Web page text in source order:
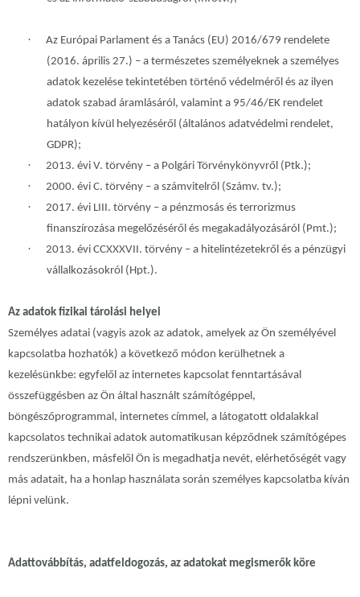
·
Az Európai Parlament és a Tanács (EU) 2016/679 rendelete
(2016. április 27.) – a természetes személyeknek a személyes
adatok kezelése tekintetében történő védelméről és az ilyen
adatok szabad áramlásáról, valamint a 95/46/EK rendelet
hatályon kívül helyezéséről (általános adatvédelmi rendelet,
GDPR);
· 2013. évi V. törvény – a Polgári Törvénykönyvről (Ptk.);
· 2000. évi C. törvény – a számvitelről (Számv. tv.);
·
2017. évi LIII. törvény – a pénzmosás és terrorizmus
finanszírozása megelőzéséről és megakadályozásáról (Pmt.);
·
2013. évi CCXXXVII. törvény – a hitelintézetekről és a pénzügyi
vállalkozásokról (Hpt.).
Az adatok fizikai tárolási helyei
Személyes adatai (vagyis azok az adatok, amelyek az Ön személyével
kapcsolatba hozhatók) a következő módon kerülhetnek a
kezelésünkbe: egyfelől az internetes kapcsolat fenntartásával
összefüggésben az Ön által használt számítógéppel,
böngészőprogrammal, internetes címmel, a látogatott oldalakkal
kapcsolatos technikai adatok automatikusan képződnek számítógépes
rendszerünkben, másfelől Ön is megadhatja nevét, elérhetőségét vagy
más adatait, ha a honlap használata során személyes kapcsolatba kíván
lépni velünk.
Adattovábbítás, adatfeldogozás, az adatokat megismerők köre